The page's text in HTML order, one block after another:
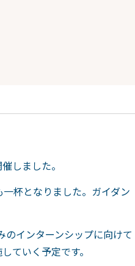
しました。
杯となりました。ガイダン
インターンシップに向けて
ていく予定です。